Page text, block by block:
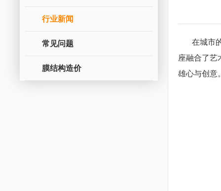
行业新闻
常见问题
膜结构造价
在城市的
座融合了艺
雄心与创意